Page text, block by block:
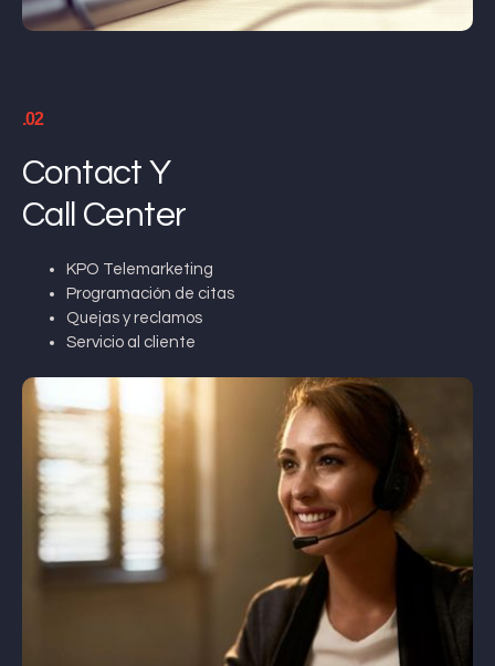
.02
Contact Y
Call Center
KPO Telemarketing
Programación de citas
Quejas y reclamos
Servicio al cliente